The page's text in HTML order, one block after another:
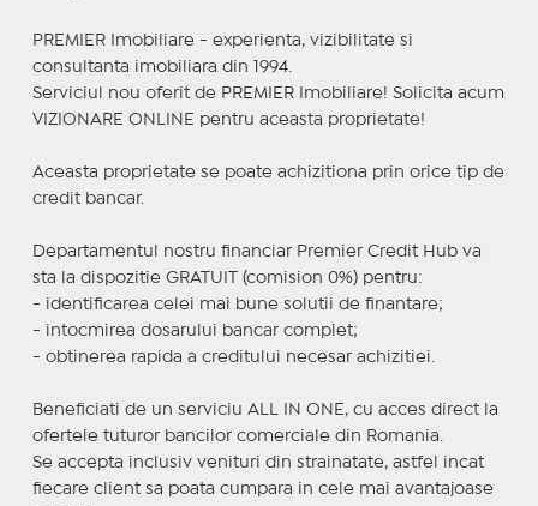
PREMIER Imobiliare - experienta, vizibilitate si
consultanta imobiliara din 1994.
Serviciul nou oferit de PREMIER Imobiliare! Solicita acum
VIZIONARE ONLINE pentru aceasta proprietate!
Aceasta proprietate se poate achizitiona prin orice tip de
credit bancar.
Departamentul nostru financiar Premier Credit Hub va
sta la dispozitie GRATUIT (comision 0%) pentru:
- identificarea celei mai bune solutii de finantare;
- intocmirea dosarului bancar complet;
- obtinerea rapida a creditului necesar achizitiei.
Beneficiati de un serviciu ALL IN ONE, cu acces direct la
ofertele tuturor bancilor comerciale din Romania.
Se accepta inclusiv venituri din strainatate, astfel incat
fiecare client sa poata cumpara in cele mai avantajoase